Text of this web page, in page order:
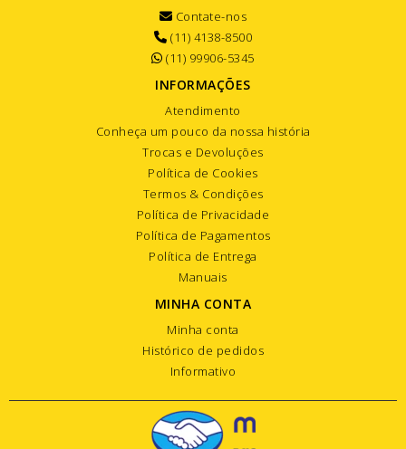
Contate-nos
(11) 4138-8500
(11) 99906-5345
INFORMAÇÕES
Atendimento
Conheça um pouco da nossa história
Trocas e Devoluções
Política de Cookies
Termos & Condições
Política de Privacidade
Política de Pagamentos
Política de Entrega
Manuais
MINHA CONTA
Minha conta
Histórico de pedidos
Informativo